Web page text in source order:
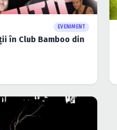
EVENIMENT
în Club Bamboo din